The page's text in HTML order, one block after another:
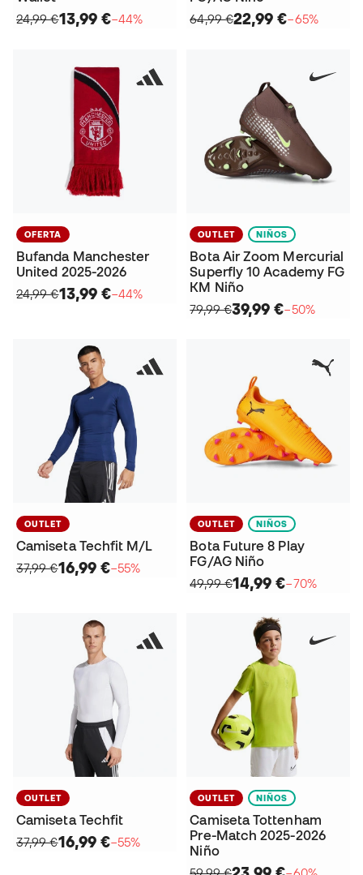
24,99 €13,99 €−44%
64,99 €22,99 €−65%
OFERTA
Bufanda Manchester
United 2025-2026
24,99 €13,99 €−44%
OUTLET NIÑOS
Bota Air Zoom Mercurial
Superfly 10 Academy FG
KM Niño
79,99 €39,99 €−50%
OUTLET
Camiseta Techfit M/L
37,99 €16,99 €−55%
OUTLET NIÑOS
Bota Future 8 Play
FG/AG Niño
49,99 €14,99 €−70%
OUTLET
Camiseta Techfit
37,99 €16,99 €−55%
OUTLET NIÑOS
Camiseta Tottenham
Pre-Match 2025-2026
Niño